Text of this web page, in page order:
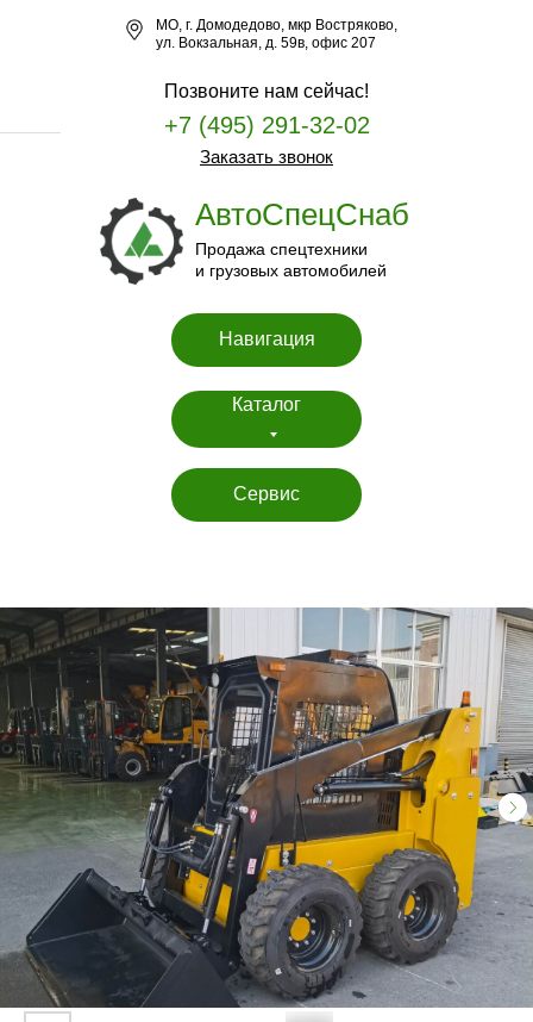
Продажа спецтехники
и грузовых автомобилей
АвтоСпецСнаб
МО, г. Домодедово, мкр Востряково,
ул. Вокзальная, д. 59в, офис 207
Сервис
Навигация
Каталог
Позвоните нам сейчас!
+7 (495) 291-32-02
Заказать звонок